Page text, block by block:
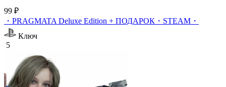
99 ₽
・PRAGMATA Deluxe Edition + ПОДАРОК・STEAM・
Ключ
5